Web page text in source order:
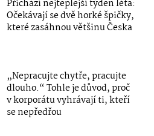
Přichází nejteplejší týden léta:
Očekávají se dvě horké špičky,
které zasáhnou většinu Česka
„Nepracujte chytře, pracujte
dlouho.“ Tohle je důvod, proč
v korporátu vyhrávají ti, kteří
se nepředřou